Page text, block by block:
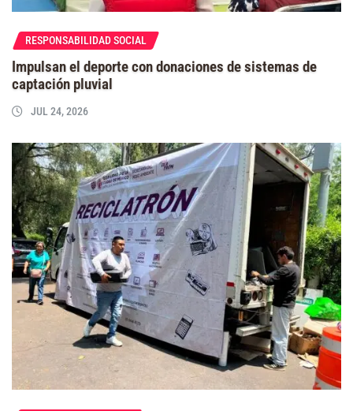
RESPONSABILIDAD SOCIAL
Impulsan el deporte con donaciones de sistemas de
captación pluvial
JUL 24, 2026